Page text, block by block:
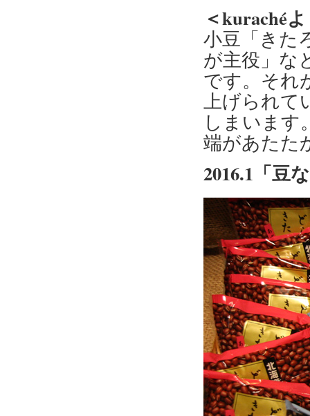
＜kuraché
小豆「きた
が主役」な
です。それ
上げられて
しまいます
端があたた
2016.1「豆